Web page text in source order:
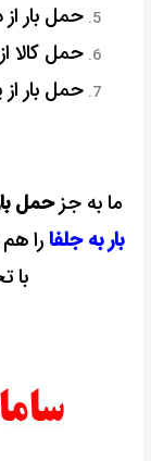
حمل بار از
حمل کالا
حمل بار از
ما به جزحمل
بار به جلفارا
با